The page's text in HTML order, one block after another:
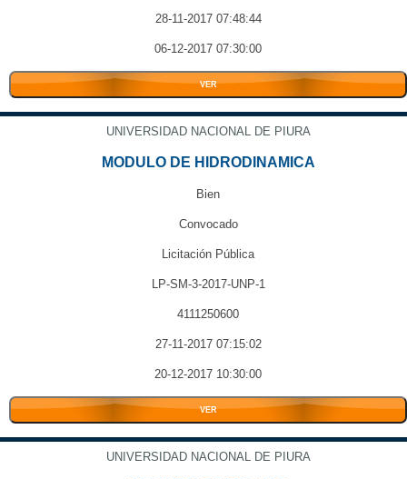
28-11-2017 07:48:44
06-12-2017 07:30:00
VER
UNIVERSIDAD NACIONAL DE PIURA
MODULO DE HIDRODINAMICA
Bien
Convocado
Licitación Pública
LP-SM-3-2017-UNP-1
4111250600
27-11-2017 07:15:02
20-12-2017 10:30:00
VER
UNIVERSIDAD NACIONAL DE PIURA